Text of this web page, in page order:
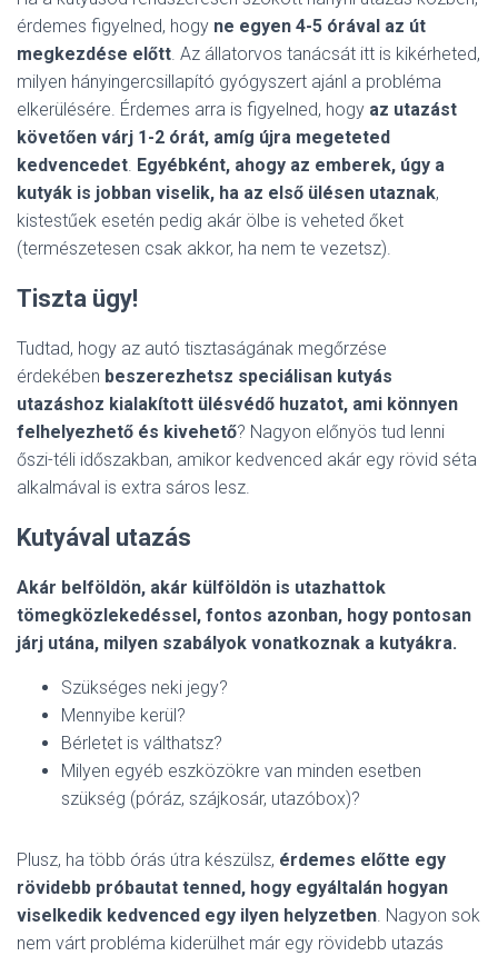
érdemes figyelned, hogy ne egyen 4-5 órával az út
megkezdése előtt. Az állatorvos tanácsát itt is kikérheted,
milyen hányingercsillapító gyógyszert ajánl a probléma
elkerülésére. Érdemes arra is figyelned, hogy az utazást
követően várj 1-2 órát, amíg újra megeteted
kedvencedet. Egyébként, ahogy az emberek, úgy a
kutyák is jobban viselik, ha az első ülésen utaznak,
kistestűek esetén pedig akár ölbe is veheted őket
(természetesen csak akkor, ha nem te vezetsz).
Tiszta ügy!
Tudtad, hogy az autó tisztaságának megőrzése
érdekében beszerezhetsz speciálisan kutyás
utazáshoz kialakított ülésvédő huzatot, ami könnyen
felhelyezhető és kivehető? Nagyon előnyös tud lenni
őszi-téli időszakban, amikor kedvenced akár egy rövid séta
alkalmával is extra sáros lesz.
Kutyával utazás
Akár belföldön, akár külföldön is utazhattok
tömegközlekedéssel, fontos azonban, hogy pontosan
járj utána, milyen szabályok vonatkoznak a kutyákra.
Szükséges neki jegy?
Mennyibe kerül?
Bérletet is válthatsz?
Milyen egyéb eszközökre van minden esetben
szükség (póráz, szájkosár, utazóbox)?
Plusz, ha több órás útra készülsz, érdemes előtte egy
rövidebb próbautat tenned, hogy egyáltalán hogyan
viselkedik kedvenced egy ilyen helyzetben. Nagyon sok
nem várt probléma kiderülhet már egy rövidebb utazás